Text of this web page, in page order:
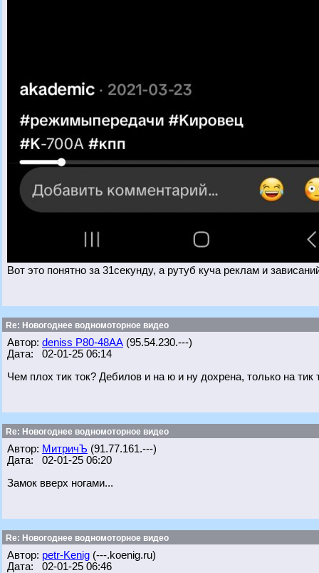
Вот это понятно за 31секунду, а рутуб куча реклам и
Re: Новогоднее водномоторное видео
Автор: deniss Р80-48АА (95.54.230.---)
Дата: 02-01-25 06:14
Чем плох тик ток? Дебилов и на ю и ну дохрена, только на тик
Re: Новогоднее водномоторное видео
Автор: МитричЪ (91.77.161.---)
Дата: 02-01-25 06:20
Замок вверх ногами...
Re: Новогоднее водномоторное видео
Автор: petr-Kenig (---.koenig.ru)
Дата: 02-01-25 06:46